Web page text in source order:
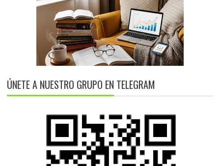
ÚNETE A NUESTRO GRUPO EN TELEGRAM